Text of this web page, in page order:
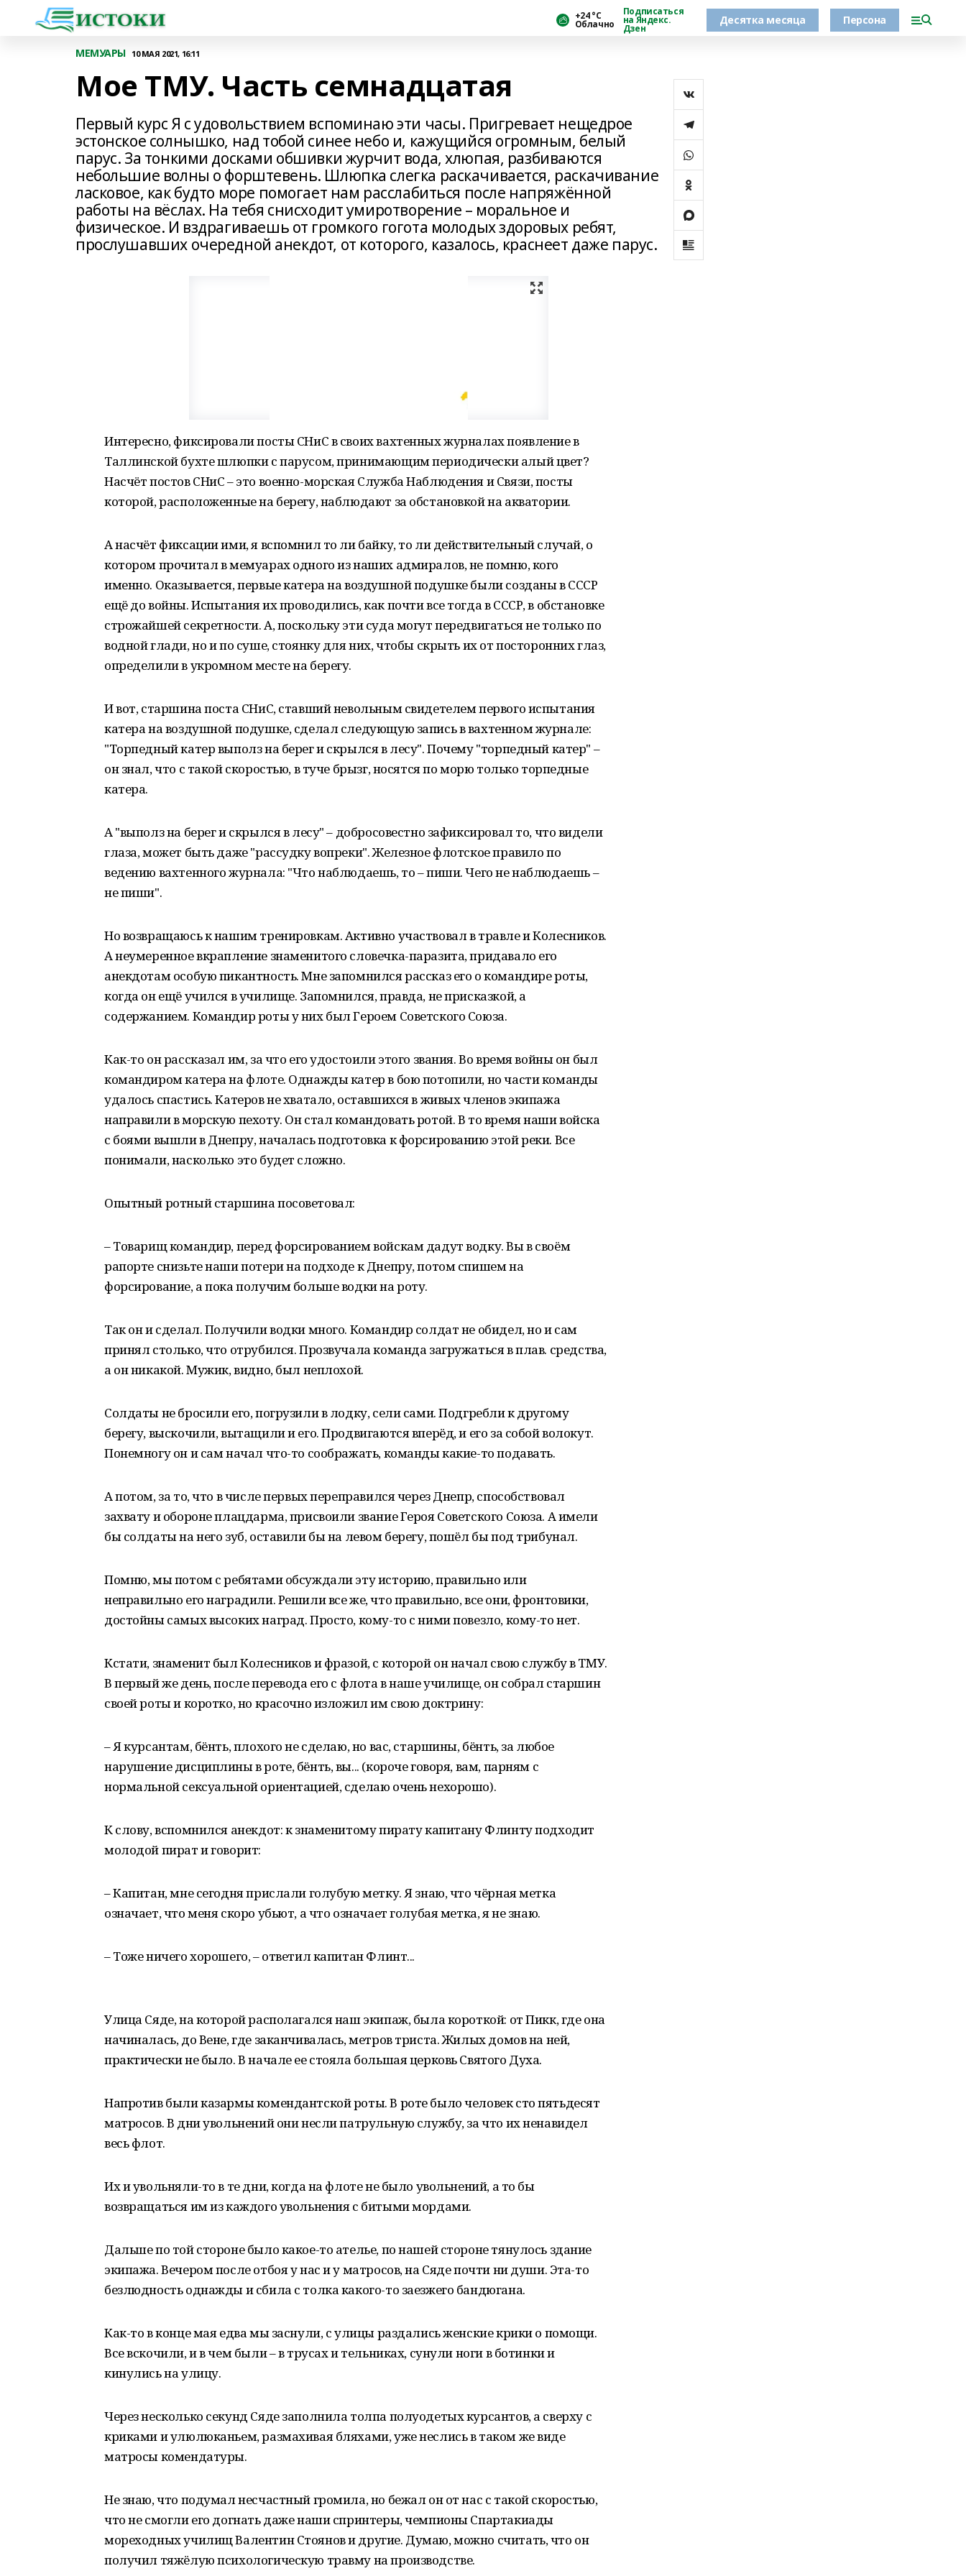
+24 °С
Облачно
Подписаться
на Яндекс.
Дзен
Десятка месяца Персона
МЕМУАРЫ 10 МАЯ 2021, 16:11
Мое ТМУ. Часть семнадцатая
Первый курс Я с удовольствием вспоминаю эти часы. Пригревает нещедрое
эстонское солнышко, над тобой синее небо и, кажущийся огромным, белый
парус. За тонкими досками обшивки журчит вода, хлюпая, разбиваются
небольшие волны о форштевень. Шлюпка слегка раскачивается, раскачивание
ласковое, как будто море помогает нам расслабиться после напряжённой
работы на вёслах. На тебя снисходит умиротворение – моральное и
физическое. И вздрагиваешь от громкого гогота молодых здоровых ребят,
прослушавших очередной анекдот, от которого, казалось, краснеет даже парус.
Интересно, фиксировали посты СНиС в своих вахтенных журналах появление в
Таллинской бухте шлюпки с парусом, принимающим периодически алый цвет?
Насчёт постов СНиС – это военно-морская Служба Наблюдения и Связи, посты
которой, расположенные на берегу, наблюдают за обстановкой на акватории.
А насчёт фиксации ими, я вспомнил то ли байку, то ли действительный случай, о
котором прочитал в мемуарах одного из наших адмиралов, не помню, кого
именно. Оказывается, первые катера на воздушной подушке были созданы в СССР
ещё до войны. Испытания их проводились, как почти все тогда в СССР, в обстановке
строжайшей секретности. А, поскольку эти суда могут передвигаться не только по
водной глади, но и по суше, стоянку для них, чтобы скрыть их от посторонних глаз,
определили в укромном месте на берегу.
И вот, старшина поста СНиС, ставший невольным свидетелем первого испытания
катера на воздушной подушке, сделал следующую запись в вахтенном журнале:
"Торпедный катер выполз на берег и скрылся в лесу". Почему "торпедный катер" –
он знал, что с такой скоростью, в туче брызг, носятся по морю только торпедные
катера.
А "выполз на берег и скрылся в лесу" – добросовестно зафиксировал то, что видели
глаза, может быть даже "рассудку вопреки". Железное флотское правило по
ведению вахтенного журнала: "Что наблюдаешь, то – пиши. Чего не наблюдаешь –
не пиши".
Но возвращаюсь к нашим тренировкам. Активно участвовал в травле и Колесников.
А неумеренное вкрапление знаменитого словечка-паразита, придавало его
анекдотам особую пикантность. Мне запомнился рассказ его о командире роты,
когда он ещё учился в училище. Запомнился, правда, не присказкой, а
содержанием. Командир роты у них был Героем Советского Союза.
Как-то он рассказал им, за что его удостоили этого звания. Во время войны он был
командиром катера на флоте. Однажды катер в бою потопили, но части команды
удалось спастись. Катеров не хватало, оставшихся в живых членов экипажа
направили в морскую пехоту. Он стал командовать ротой. В то время наши войска
с боями вышли в Днепру, началась подготовка к форсированию этой реки. Все
понимали, насколько это будет сложно.
Опытный ротный старшина посоветовал:
– Товарищ командир, перед форсированием войскам дадут водку. Вы в своём
рапорте снизьте наши потери на подходе к Днепру, потом спишем на
форсирование, а пока получим больше водки на роту.
Так он и сделал. Получили водки много. Командир солдат не обидел, но и сам
принял столько, что отрубился. Прозвучала команда загружаться в плав. средства,
а он никакой. Мужик, видно, был неплохой.
Солдаты не бросили его, погрузили в лодку, сели сами. Подгребли к другому
берегу, выскочили, вытащили и его. Продвигаются вперёд, и его за собой волокут.
Понемногу он и сам начал что-то соображать, команды какие-то подавать.
А потом, за то, что в числе первых переправился через Днепр, способствовал
захвату и обороне плацдарма, присвоили звание Героя Советского Союза. А имели
бы солдаты на него зуб, оставили бы на левом берегу, пошёл бы под трибунал.
Помню, мы потом с ребятами обсуждали эту историю, правильно или
неправильно его наградили. Решили все же, что правильно, все они, фронтовики,
достойны самых высоких наград. Просто, кому-то с ними повезло, кому-то нет.
Кстати, знаменит был Колесников и фразой, с которой он начал свою службу в ТМУ.
В первый же день, после перевода его с флота в наше училище, он собрал старшин
своей роты и коротко, но красочно изложил им свою доктрину:
– Я курсантам, бёнть, плохого не сделаю, но вас, старшины, бёнть, за любое
нарушение дисциплины в роте, бёнть, вы... (короче говоря, вам, парням с
нормальной сексуальной ориентацией, сделаю очень нехорошо).
К слову, вспомнился анекдот: к знаменитому пирату капитану Флинту подходит
молодой пират и говорит:
– Капитан, мне сегодня прислали голубую метку. Я знаю, что чёрная метка
означает, что меня скоро убьют, а что означает голубая метка, я не знаю.
– Тоже ничего хорошего, – ответил капитан Флинт...
Улица Сяде, на которой располагался наш экипаж, была короткой: от Пикк, где она
начиналась, до Вене, где заканчивалась, метров триста. Жилых домов на ней,
практически не было. В начале ее стояла большая церковь Святого Духа.
Напротив были казармы комендантской роты. В роте было человек сто пятьдесят
матросов. В дни увольнений они несли патрульную службу, за что их ненавидел
весь флот.
Их и увольняли-то в те дни, когда на флоте не было увольнений, а то бы
возвращаться им из каждого увольнения с битыми мордами.
Дальше по той стороне было какое-то ателье, по нашей стороне тянулось здание
экипажа. Вечером после отбоя у нас и у матросов, на Сяде почти ни души. Эта-то
безлюдность однажды и сбила с толка какого-то заезжего бандюгана.
Как-то в конце мая едва мы заснули, с улицы раздались женские крики о помощи.
Все вскочили, и в чем были – в трусах и тельниках, сунули ноги в ботинки и
кинулись на улицу.
Через несколько секунд Сяде заполнила толпа полуодетых курсантов, а сверху с
криками и улюлюканьем, размахивая бляхами, уже неслись в таком же виде
матросы комендатуры.
Не знаю, что подумал несчастный громила, но бежал он от нас с такой скоростью,
что не смогли его догнать даже наши спринтеры, чемпионы Спартакиады
мореходных училищ Валентин Стоянов и другие. Думаю, можно считать, что он
получил тяжёлую психологическую травму на производстве.